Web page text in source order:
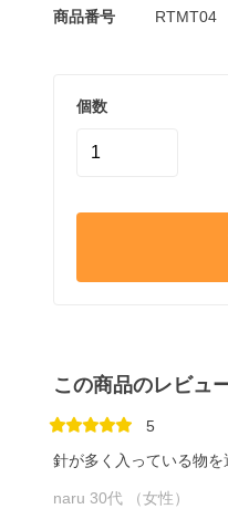
商品番号 RTMT04
個数
この商品のレビュ
5
針が多く入っている物を
naru 30代 （女性）